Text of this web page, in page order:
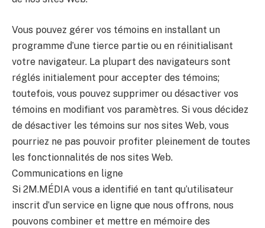
Vous pouvez gérer vos témoins en installant un
programme d’une tierce partie ou en réinitialisant
votre navigateur. La plupart des navigateurs sont
réglés initialement pour accepter des témoins;
toutefois, vous pouvez supprimer ou désactiver vos
témoins en modifiant vos paramètres. Si vous décidez
de désactiver les témoins sur nos sites Web, vous
pourriez ne pas pouvoir profiter pleinement de toutes
les fonctionnalités de nos sites Web.
Communications en ligne
Si 2M.MÉDIA vous a identifié en tant qu’utilisateur
inscrit d’un service en ligne que nous offrons, nous
pouvons combiner et mettre en mémoire des
Send